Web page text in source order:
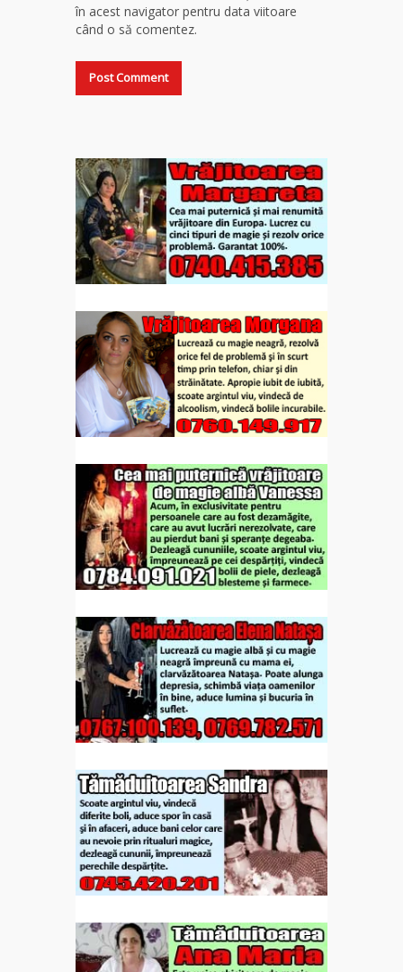
în acest navigator pentru data viitoare
când o să comentez.